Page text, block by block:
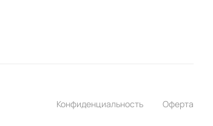
Конфиденциальность Оферта